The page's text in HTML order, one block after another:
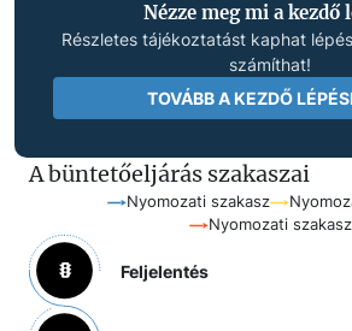
Nézze meg mi a kezdő
Részletes tájékoztatást kaphat
számíthat!
TOVÁBB A KEZDŐ
A büntetőeljárás szakaszai
Nyomozati szakasz
Nyomozati szakasz
Feljelentés